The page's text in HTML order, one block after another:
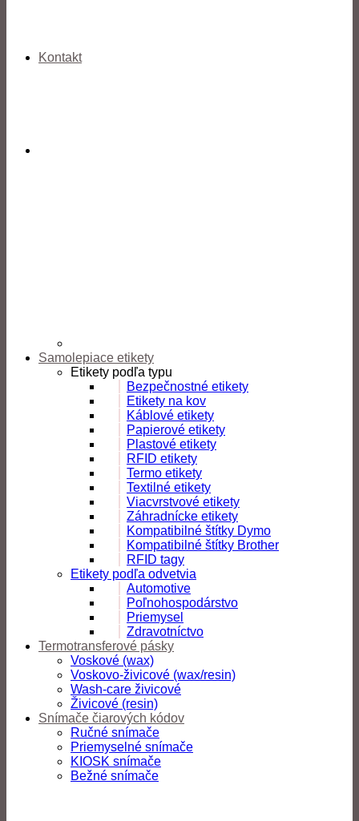
Kontakt
Samolepiace etikety
Etikety podľa typu
Bezpečnostné etikety
Etikety na kov
Káblové etikety
Papierové etikety
Plastové etikety
RFID etikety
Termo etikety
Textilné etikety
Viacvrstvové etikety
Záhradnícke etikety
Kompatibilné štítky Dymo
Kompatibilné štítky Brother
RFID tagy
Etikety podľa odvetvia
Automotive
Poľnohospodárstvo
Priemysel
Zdravotníctvo
Termotransferové pásky
Voskové (wax)
Voskovo-živicové (wax/resin)
Wash-care živicové
Živicové (resin)
Snímače čiarových kódov
Ručné snímače
Priemyselné snímače
KIOSK snímače
Bežné snímače